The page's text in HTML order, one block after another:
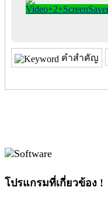
คำสำคัญ
โปรแกรมที่เกี่ยวข้อง !